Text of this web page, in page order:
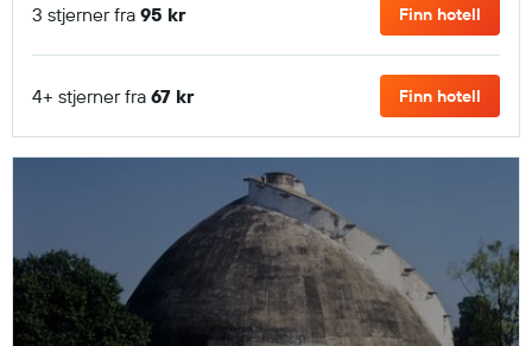
3 stjerner fra 95 kr Finn hotell
4+ stjerner fra 67 kr Finn hotell